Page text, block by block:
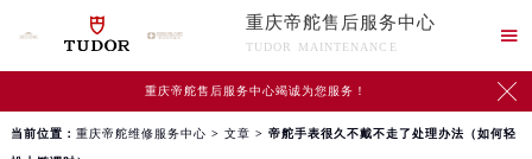
重庆帝舵售后服务中心
TUDOR MAINTENANCE

重庆帝舵售后服务中心竭诚为您服务！ 
当前位置： 重庆帝舵维修服务中心 > 文章 > 帝舵手表很久不戴不走了处理办法（如何轻